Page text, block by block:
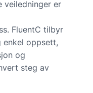
veiledninger er
FluentC tilbyr
oppsett,
og
steg av